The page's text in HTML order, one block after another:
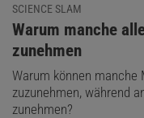
SCIENCE SLAM
:
Warum manche
zunehmen
Warum können manche
zuzunehmen, während
zunehmen?